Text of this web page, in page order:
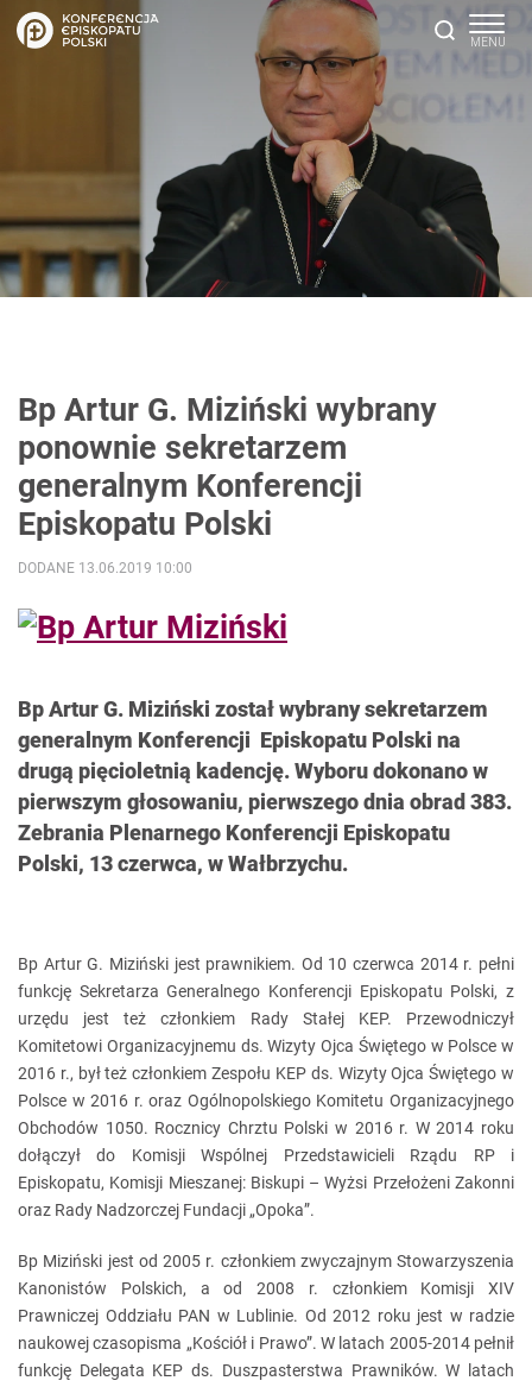
Bp Artur G. Miziński wybrany
ponownie sekretarzem
generalnym Konferencji
Episkopatu Polski
Bp Artur G. Miziński został wybrany sekretarzem
generalnym Konferencji Episkopatu Polski na
drugą pięcioletnią kadencję. Wyboru dokonano w
pierwszym głosowaniu, pierwszego dnia obrad 383.
Zebrania Plenarnego Konferencji Episkopatu
Polski, 13 czerwca, w Wałbrzychu.
DODANE 13.06.2019 10:00
Bp Artur G. Miziński jest prawnikiem. Od 10 czerwca 2014 r. pełni
funkcję Sekretarza Generalnego Konferencji Episkopatu Polski, z
urzędu jest też członkiem Rady Stałej KEP. Przewodniczył
Komitetowi Organizacyjnemu ds. Wizyty Ojca Świętego w Polsce w
2016 r., był też członkiem Zespołu KEP ds. Wizyty Ojca Świętego w
Polsce w 2016 r. oraz Ogólnopolskiego Komitetu Organizacyjnego
Obchodów 1050. Rocznicy Chrztu Polski w 2016 r. W 2014 roku
dołączył do Komisji Wspólnej Przedstawicieli Rządu RP i
Episkopatu, Komisji Mieszanej: Biskupi – Wyżsi Przełożeni Zakonni
oraz Rady Nadzorczej Fundacji „Opoka”.
Bp Miziński jest od 2005 r. członkiem zwyczajnym Stowarzyszenia
Kanonistów Polskich, a od 2008 r. członkiem Komisji XIV
Prawniczej Oddziału PAN w Lublinie. Od 2012 roku jest w radzie
naukowej czasopisma „Kościół i Prawo”. W latach 2005-2014 pełnił
funkcję Delegata KEP ds. Duszpasterstwa Prawników. W latach